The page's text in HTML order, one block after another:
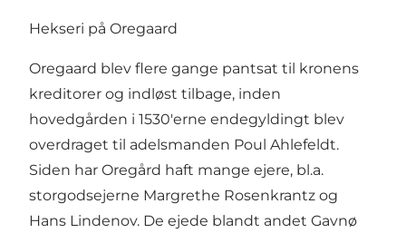
Hekseri på Oregaard
Oregaard blev flere gange pantsat til kronens
kreditorer og indløst tilbage, inden
hovedgården i 1530'erne endegyldingt blev
overdraget til adelsmanden Poul Ahlefeldt.
Siden har Oregård haft mange ejere, bl.a.
storgodsejerne Margrethe Rosenkrantz og
Hans Lindenov. De ejede blandt andet Gavnø